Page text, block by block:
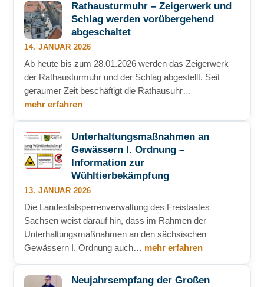
Rathausturmuhr – Zeigerwerk und
Schlag werden vorübergehend
abgeschaltet
14. JANUAR 2026
Ab heute bis zum 28.01.2026 werden das Zeigerwerk
der Rathausturmuhr und der Schlag abgestellt. Seit
geraumer Zeit beschäftigt die Rathausuhr…
mehr erfahren
Unterhaltungsmaßnahmen an
Gewässern I. Ordnung –
Information zur
Wühltierbekämpfung
13. JANUAR 2026
Die Landestalsperrenverwaltung des Freistaates
Sachsen weist darauf hin, dass im Rahmen der
Unterhaltungsmaßnahmen an den sächsischen
Gewässern I. Ordnung auch… mehr erfahren
Neujahrsempfang der Großen